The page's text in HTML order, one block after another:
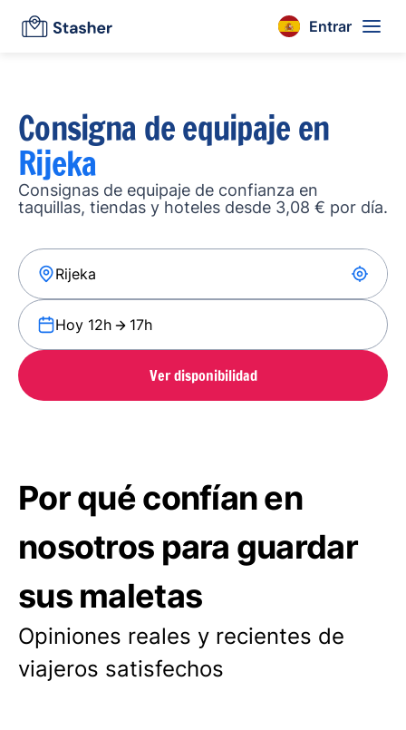
Entrar
Consigna de equipaje en
Rijeka
Consignas de equipaje de confianza en
taquillas, tiendas y hoteles desde 3,08 € por día.
Hoy 12h 17h
Ver disponibilidad
Por qué confían en
nosotros para guardar
sus maletas
Opiniones reales y recientes de
viajeros satisfechos